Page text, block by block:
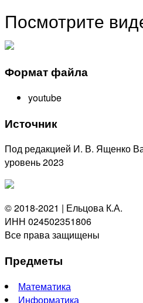
Посмотрите
Формат файла
youtube
Источник
Под редакцией И. В. Ященко
уровень 2023
© 2018-2021 | Ельцова К.А.
ИНН 024502351806
Все права защищены
Предметы
Математика
Информатика